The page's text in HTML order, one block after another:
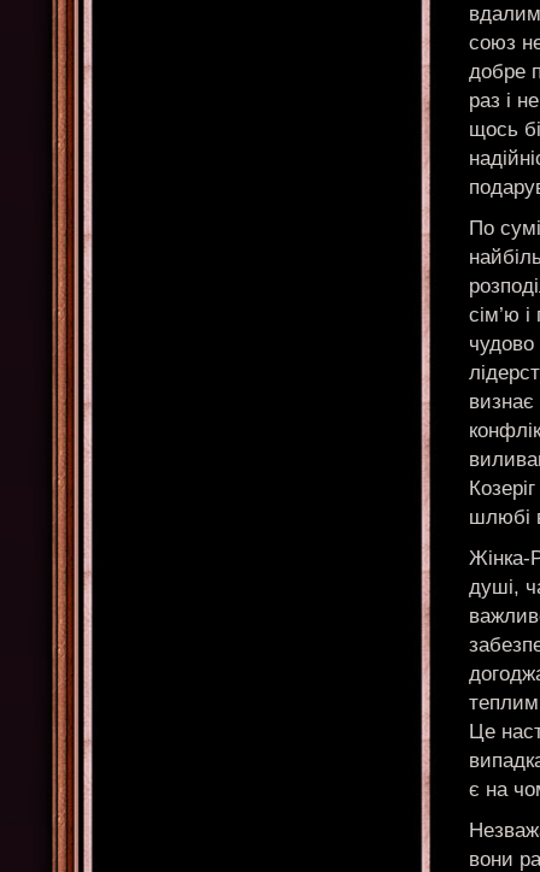
союз
добре
раз і
щось
По
сім’ю
визнає
шлюбі
Жінка-
душі,
Це
є на
вони